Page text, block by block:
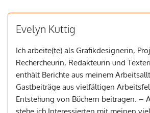
Evelyn Kuttig
Ich arbeite(te) als Grafikdesignerin,
Rechercheurin, Redakteurin und
enthält Berichte aus meinem
Gastbeiträge aus vielfältigen
Entstehung von Büchern beitragen. –